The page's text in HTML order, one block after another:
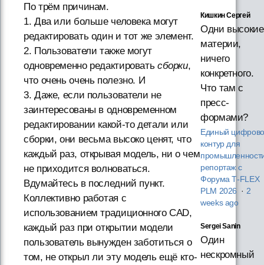
По трём причинам.
1. Два или больше человека могут
редактировать один и тот же элемент.
2. Пользователи также могут
одновременно редактировать сборки,
что очень очень полезно. И
3. Даже, если пользователи не
заинтересованы в одновременном
редактировании какой-то детали или
сборки, они весьма высоко ценят, что
каждый раз, открывая модель, ни о чем
не приходится волноваться.
Вдумайтесь в последний пункт.
Коллективно работая с
использованием традиционного CAD,
каждый раз при открытии модели
пользователь вынужден заботиться о
том, не открыл ли эту модель ещё кто-
Кишкин Сергей
Одни высокие
материи,
ничего
конкретного.
Что там с
пресс-
формами?
Единый
контур для
репортаж с
Форума T‑FLEX
PLM 2026 · 2
weeks ago
Sergei Sanin
Один
нескромный